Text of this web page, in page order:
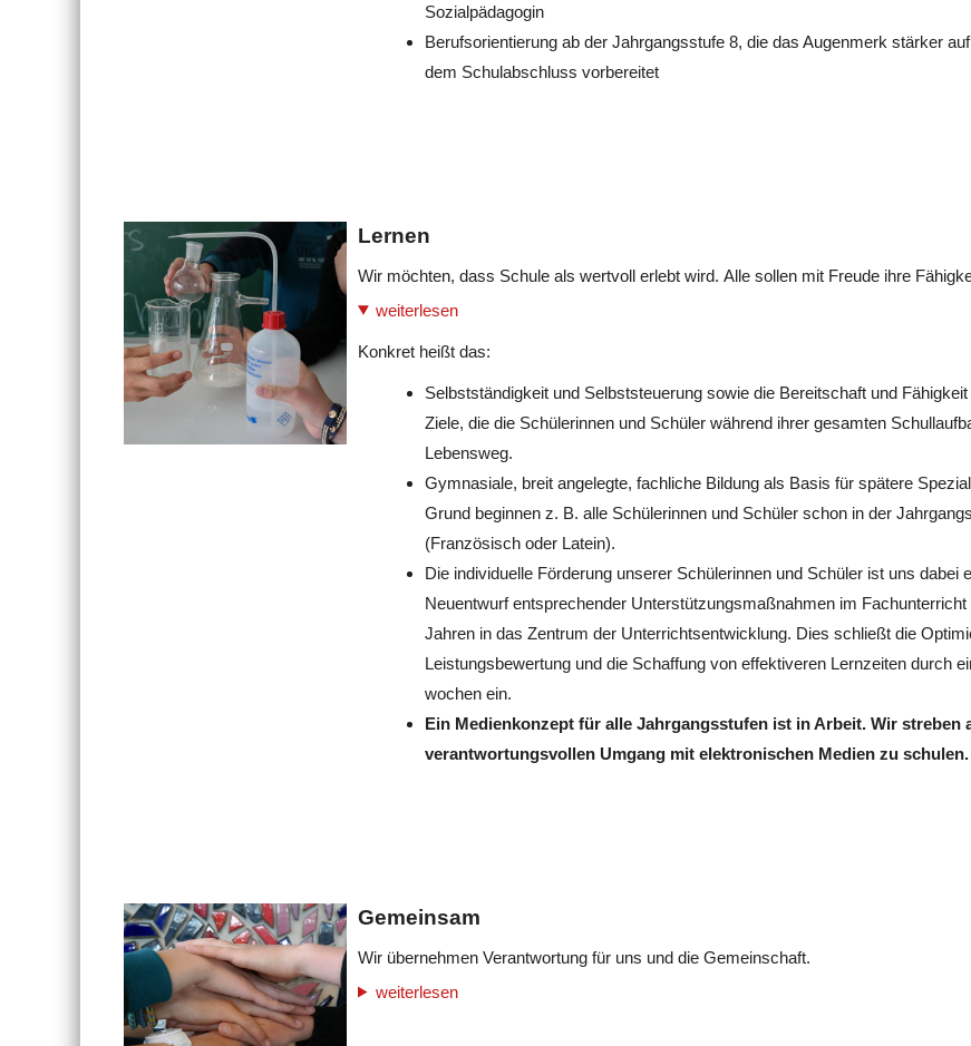
Sozialpädagogin
Berufsorientierung ab der Jahrgangsstufe 8, die das Augenmerk stärker
dem Schulabschluss vorbereitet
Lernen
Wir möchten, dass Schule als wertvoll erlebt wird. Alle sollen mit Freude ihre
weiterlesen
Konkret heißt das:
Selbstständigkeit und Selbststeuerung sowie die Bereitschaft und
Ziele, die die Schülerinnen und Schüler während ihrer gesamten
Lebensweg.
Gymnasiale, breit angelegte, fachliche Bildung als Basis für spätere
Grund beginnen z. B. alle Schülerinnen und Schüler schon in der
(Französisch oder Latein).
Die individuelle Förderung unserer Schülerinnen und Schüler ist uns dabei
Neuentwurf entsprechender Unterstützungsmaßnahmen im
Jahren in das Zentrum der Unterrichtsentwicklung. Dies schließt die
Leistungsbewertung und die Schaffung von effektiveren Lernzeiten durch
wochen ein.
Ein Medienkonzept für alle Jahrgangsstufen ist in Arbeit. Wir
verantwortungsvollen Umgang mit elektronischen Medien zu schulen.
Gemeinsam
Wir übernehmen Verantwortung für uns und die Gemeinschaft.
weiterlesen